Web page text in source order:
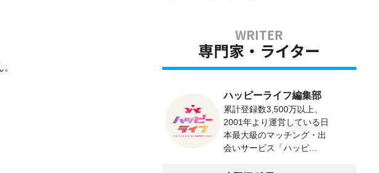
専門家・ライター
ハッピーライフ編集部
累計登録数3,500万以上、
2001年より運営している日
本最大級のマッチング・出
会いサービス「ハッピ...